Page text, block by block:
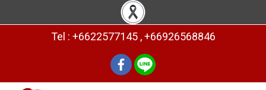
Tel : +6622577145 , +66926568846